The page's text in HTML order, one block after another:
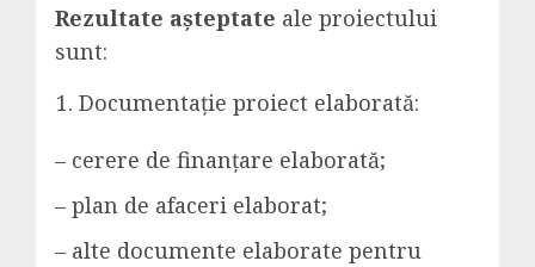
Rezultate așteptate ale proiectului
sunt:
Documentație proiect elaborată:
– cerere de finanțare elaborată;
– plan de afaceri elaborat;
– alte documente elaborate pentru